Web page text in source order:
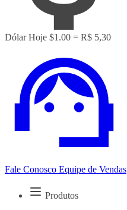
Dólar Hoje $1.00 = R$ 5,30
Fale Conosco Equipe de Vendas
Produtos